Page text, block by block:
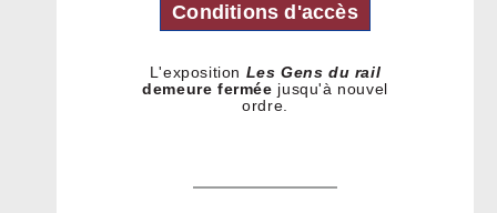
Conditions d'accès
L'exposition Les Gens du rail
demeure fermée jusqu'à nouvel
ordre.